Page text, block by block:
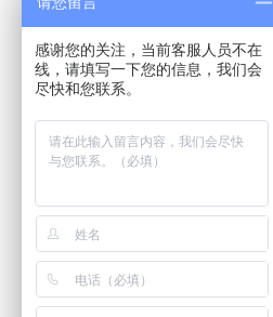
感谢您的关注，当前客服人员不在
线，请填写一下您的信息，我们会
尽快和您联系。